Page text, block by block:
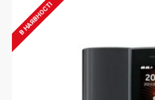
В НАЯВНОСТІ